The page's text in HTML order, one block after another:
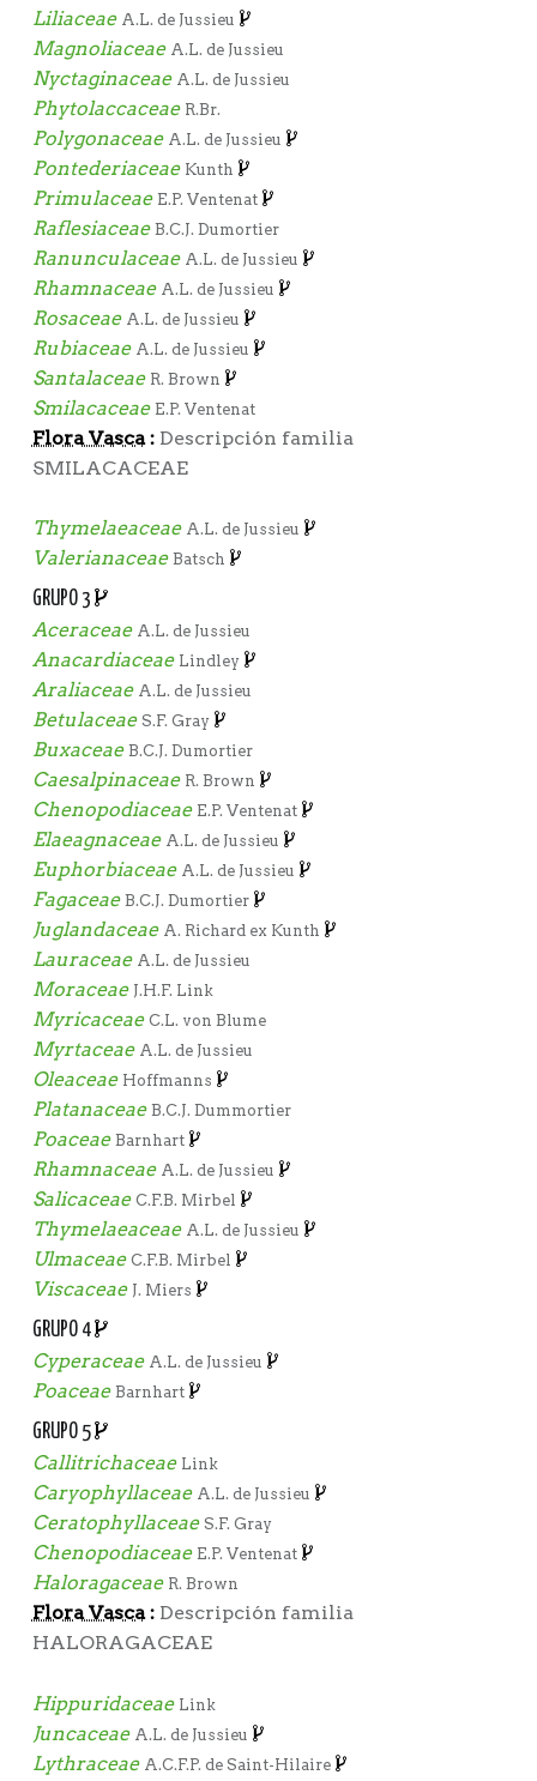
Liliaceae A.L. de Jussieu
Magnoliaceae A.L. de Jussieu
Nyctaginaceae A.L. de Jussieu
Phytolaccaceae R.Br.
Polygonaceae A.L. de Jussieu
Pontederiaceae Kunth
Primulaceae E.P. Ventenat
Raflesiaceae B.C.J. Dumortier
Ranunculaceae A.L. de Jussieu
Rhamnaceae A.L. de Jussieu
Rosaceae A.L. de Jussieu
Rubiaceae A.L. de Jussieu
Santalaceae R. Brown
Smilacaceae E.P. Ventenat
Flora Vasca:Descripción familia
SMILACACEAE
Thymelaeaceae A.L. de Jussieu
Valerianaceae Batsch
GRUPO 3
Aceraceae A.L. de Jussieu
Anacardiaceae Lindley
Araliaceae A.L. de Jussieu
Betulaceae S.F. Gray
Buxaceae B.C.J. Dumortier
Caesalpinaceae R. Brown
Chenopodiaceae E.P. Ventenat
Elaeagnaceae A.L. de Jussieu
Euphorbiaceae A.L. de Jussieu
Fagaceae B.C.J. Dumortier
Juglandaceae A. Richard ex Kunth
Lauraceae A.L. de Jussieu
Moraceae J.H.F. Link
Myricaceae C.L. von Blume
Myrtaceae A.L. de Jussieu
Oleaceae Hoffmanns
Platanaceae B.C.J. Dummortier
Poaceae Barnhart
Rhamnaceae A.L. de Jussieu
Salicaceae C.F.B. Mirbel
Thymelaeaceae A.L. de Jussieu
Ulmaceae C.F.B. Mirbel
Viscaceae J. Miers
GRUPO 4
Cyperaceae A.L. de Jussieu
Poaceae Barnhart
GRUPO 5
Callitrichaceae Link
Caryophyllaceae A.L. de Jussieu
Ceratophyllaceae S.F. Gray
Chenopodiaceae E.P. Ventenat
Haloragaceae R. Brown
Flora Vasca:Descripción familia
HALORAGACEAE
Hippuridaceae Link
Juncaceae A.L. de Jussieu
Lythraceae A.C.F.P. de Saint-Hilaire